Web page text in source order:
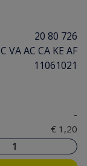
20 80 726
C VA AC CA KE AF
11061021
-
€ 1,20